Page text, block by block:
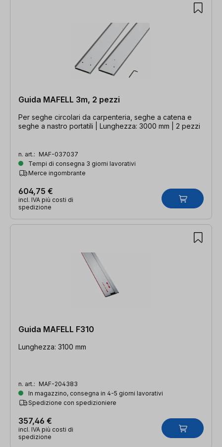
Guida MAFELL 3m, 2 pezzi
Per seghe circolari da carpenteria, seghe a catena e
seghe a nastro portatili | Lunghezza: 3000 mm | 2 pezzi
n. art.: MAF-037037
Tempi di consegna 3 giorni lavorativi
Merce ingombrante
604,75 €
incl. IVA più costi di
spedizione
Guida MAFELL F310
Lunghezza: 3100 mm
n. art.: MAF-204383
In magazzino, consegna in 4-5 giorni lavorativi
Spedizione con spedizioniere
357,46 €
incl. IVA più costi di
spedizione